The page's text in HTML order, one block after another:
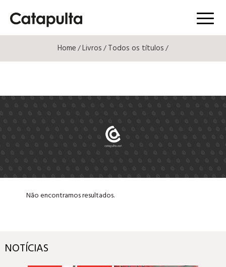
Menú
Home/Livros/Todos os títulos/
Não encontramos resultados.
NOTÍCIAS